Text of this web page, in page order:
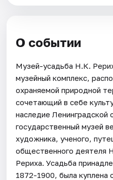
О событии
Музей-усадьба Н.К.
музейный комплекс,
охраняемой природной
сочетающий в себе
наследие Ленинградской
государственный музей
художника, ученого,
общественного деятеля
Рериха. Усадьба
1872-1900, была куплена